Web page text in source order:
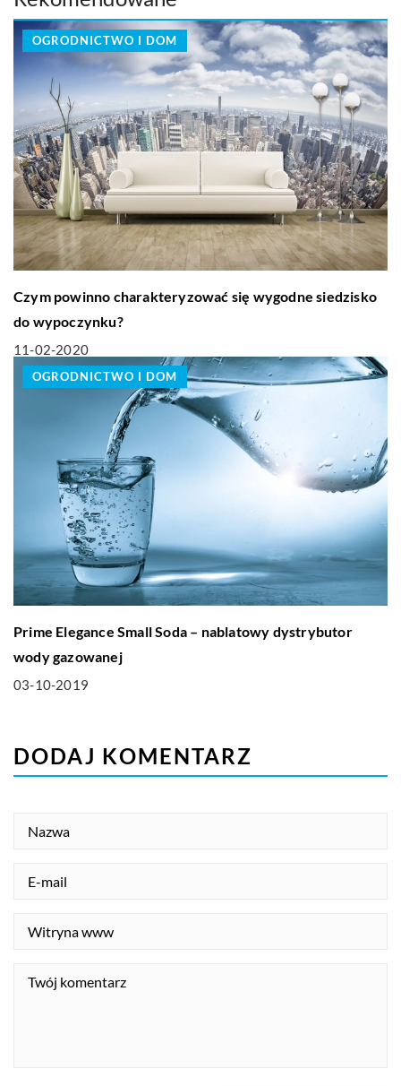
OGRODNICTWO I DOM
Czym powinno charakteryzować się wygodne siedzisko
do wypoczynku?
11-02-2020
OGRODNICTWO I DOM
Prime Elegance Small Soda – nablatowy dystrybutor
wody gazowanej
03-10-2019
DODAJ KOMENTARZ